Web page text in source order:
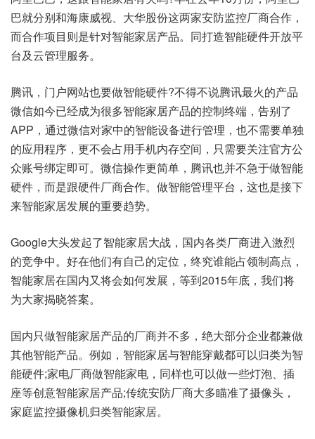
巴就分别和海康威视、大华股份这两家安防监控厂商合作，
而合作项目则是针对智能家居产品。同打造智能硬件开放平
台及云管理服务。
腾讯，门户网站也要做智能硬件?不得不说腾讯最火的产品
微信如今已经成为很多智能家居产品的控制终端，告别了
APP，通过微信对家中的智能设备进行管理，也不需要单独
的应用程序，更不会占用手机内存空间，只需要关注官方公
众账号绑定即可。微信操作更简单，腾讯也并不急于做智能
硬件，而是跟硬件厂商合作。做智能管理平台，这也是接下
来智能家居发展的重要趋势。
Google大头发起了智能家居大战，国内各类厂商进入激烈
的竞争中。好在他们有自己的定位，终究谁能占领制高点，
智能家居在国内又将会如何发展，等到2015年底，我们将
为大家揭晓答案。
国内只做智能家居产品的厂商并不多，绝大部分企业都兼做
其他智能产品。例如，智能家居与智能穿戴都可以归类为智
能硬件;家电厂商做智能家电，同样也可以做一些灯泡、插
座等创意智能家居产品;传统安防厂商大多瞄准了摄像头，
家庭监控摄像机归类智能家居。